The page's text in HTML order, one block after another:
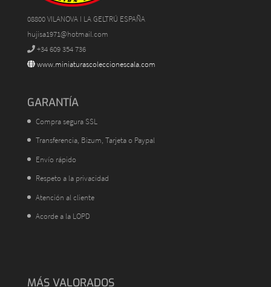
08800 VILANOVA I LA GELTRÚ ESPAÑA
hujisa1971@hotmail.com
+34 609 354 736
www.miniaturascoleccionescala.com
GARANTÍA
Compra segura SSL
Transferencia, Bizum, Tarjeta o Paypal
Envío rápido
Respeto a la privacidad
Atención al cliente
Acorde a la LOPD
MÁS VALORADOS